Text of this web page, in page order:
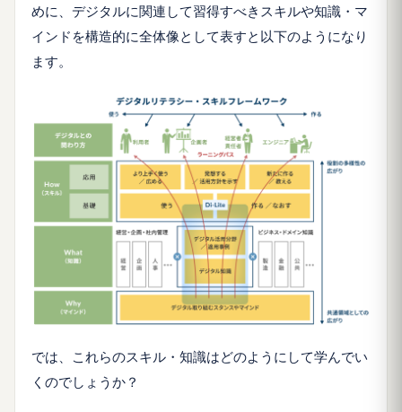
めに、デジタルに関連して習得すべきスキルや知識・マ
インドを構造的に全体像として表すと以下のようになり
ます。
では、これらのスキル・知識はどのようにして学んでい
くのでしょうか？